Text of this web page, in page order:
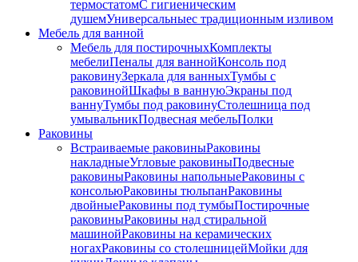
термостатомС гигиеническим
душемУниверсальныес традиционным изливом
Мебель для ванной
Мебель для постирочныхКомплекты
мебелиПеналы для ваннойКонсоль под
раковинуЗеркала для ванныхТумбы с
раковинойШкафы в ваннуюЭкраны под
ваннуТумбы под раковинуСтолешница под
умывальникПодвесная мебельПолки
Раковины
Встраиваемые раковиныРаковины
накладныеУгловые раковиныПодвесные
раковиныРаковины напольныеРаковины с
консольюРаковины тюльпанРаковины
двойныеРаковины под тумбыПостирочные
раковиныРаковины над стиральной
машинойРаковины на керамических
ногахРаковины со столешницейМойки для